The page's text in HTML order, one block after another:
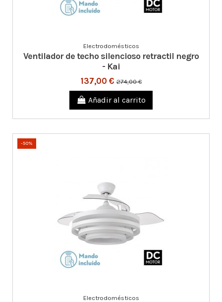
Electrodomésticos
Ventilador de techo silencioso retractil negro
- Kai
137,00 €274,00 €
Añadir al carrito
-50%
Electrodomésticos